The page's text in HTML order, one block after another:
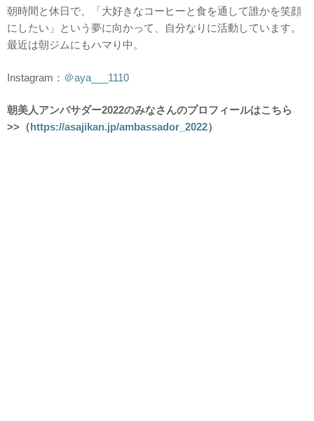
朝時間と休日で、「大好きなコーヒーと食を通して誰かを笑顔
にしたい」という夢に向かって、自分なりに活動しています。
最近は朝ジムにもハマり中。
Instagram： ＠aya___1110
朝美人アンバサダー2022のみなさんのプロフィールはこちら
>>（https://asajikan.jp/ambassador_2022）